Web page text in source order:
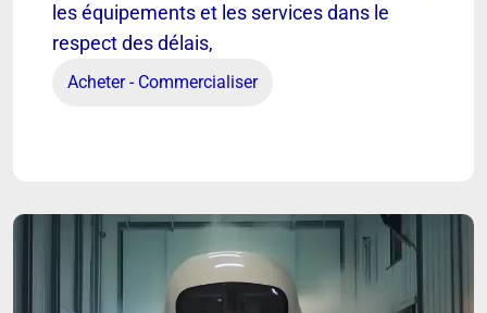
les équipements et les services dans le
respect des délais,
Acheter - Commercialiser
Acheteur(se) industriel